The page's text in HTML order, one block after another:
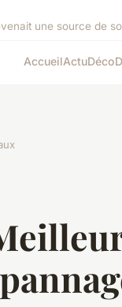
une source de
AccueilActuDéco